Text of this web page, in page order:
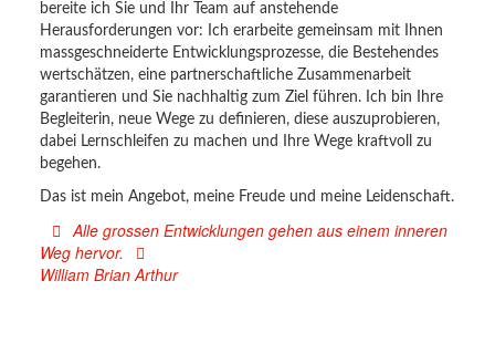
bereite ich Sie und Ihr Team auf anstehende
Herausforderungen vor: Ich erarbeite gemeinsam mit Ihnen
massgeschneiderte Entwicklungsprozesse, die Bestehendes
wertschätzen, eine partnerschaftliche Zusammenarbeit
garantieren und Sie nachhaltig zum Ziel führen. Ich bin Ihre
Begleiterin, neue Wege zu definieren, diese auszuprobieren,
dabei Lernschleifen zu machen und Ihre Wege kraftvoll zu
begehen.
Das ist mein Angebot, meine Freude und meine Leidenschaft.
Alle grossen Entwicklungen gehen aus einem inneren
Weg hervor.
William Brian Arthur